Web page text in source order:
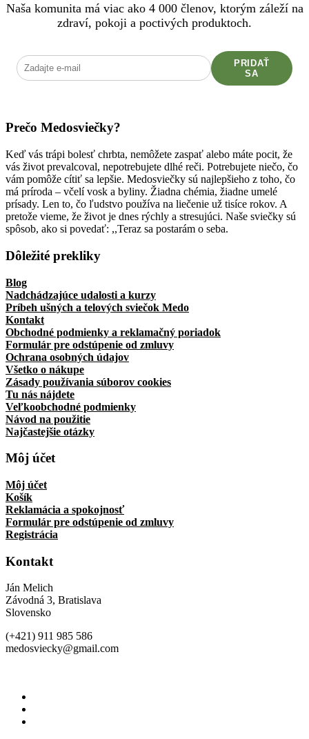
Naša komunita má viac ako 4 000 členov, ktorým záleží na
zdraví, pokoji a poctivých produktoch.
PRIDAŤ
SA
Prečo Medosviečky?
Keď vás trápi bolesť chrbta, nemôžete zaspať alebo máte pocit, že
vás život prevalcoval, nepotrebujete dlhé reči. Potrebujete niečo, čo
vám pomôže cítiť sa lepšie. Medosviečky sú najlepšieho z toho, čo
má príroda – včelí vosk a byliny. Žiadna chémia, žiadne umelé
prísady. Len to, čo ľudstvo používa na liečenie už tisíce rokov. A
pretože vieme, že život je dnes rýchly a stresujúci. Naše sviečky sú
spôsob, ako si povedať: ,,Teraz sa postarám o seba.
Dôležité prekliky
Blog
Nadchádzajúce udalosti a kurzy
Príbeh ušných a telových sviečok Medo
Kontakt
Obchodné podmienky a reklamačný poriadok
Formulár pre odstúpenie od zmluvy
Ochrana osobných údajov
Všetko o nákupe
Zásady používania súborov cookies
Tu nás nájdete
Veľkoobchodné podmienky
Návod na použitie
Najčastejšie otázky
Môj účet
Môj účet
Košík
Reklamácia a spokojnosť
Formulár pre odstúpenie od zmluvy
Registrácia
Kontakt
Ján Melich
Závodná 3, Bratislava
Slovensko
(+421) 911 985 586
medosviecky@gmail.com